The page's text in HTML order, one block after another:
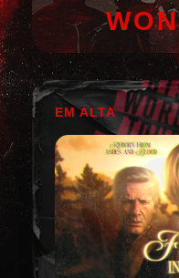
EM ALTA